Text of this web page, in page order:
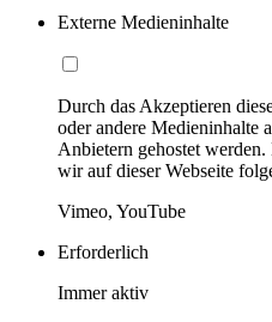
Externe Medieninhalte
Durch das Akzeptieren
oder andere Medieninhalte
Anbietern gehostet
wir auf dieser Webseite
Vimeo, YouTube
Erforderlich
Immer aktiv